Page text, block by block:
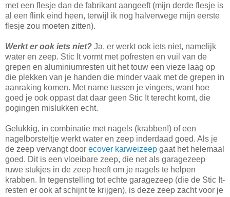
met een flesje dan de fabrikant aangeeft (mijn derde flesje is
al een flink eind heen, terwijl ik nog halverwege mijn eerste
flesje zou moeten zitten).
Werkt er ook iets niet? Ja, er werkt ook iets niet, namelijk
water en zeep. Stic It vormt met pofresten en vuil van de
grepen en aluminiumresten uit het touw een vieze laag op
die plekken van je handen die minder vaak met de grepen in
aanraking komen. Met name tussen je vingers, want hoe
goed je ook oppast dat daar geen Stic It terecht komt, die
pogingen mislukken echt.
Gelukkig, in combinatie met nagels (krabben!) of een
nagelborsteltje werkt water en zeep inderdaad goed. Als je
de zeep vervangt door ecover karweizeep gaat het helemaal
goed. Dit is een vloeibare zeep, die net als garagezeep
ruwe stukjes in de zeep heeft om je nagels te helpen
krabben. In tegenstelling tot echte garagezeep (die de Stic It-
resten er ook af schijnt te krijgen), is deze zeep zacht voor je